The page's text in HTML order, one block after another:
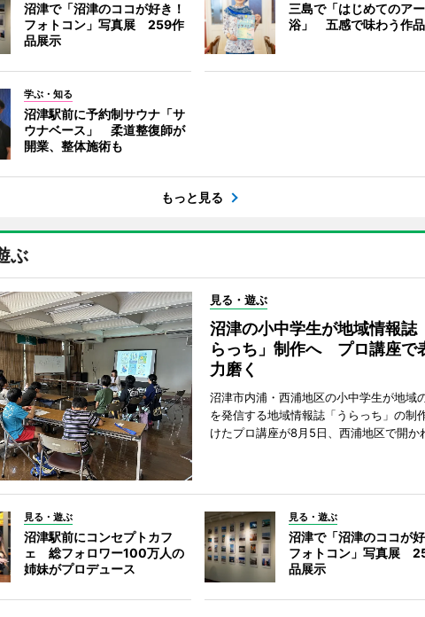
沼津で「沼津のココが好き！
フォトコン」写真展 259作
品展示
三島で「はじめてのア
浴」 五感で味わう作
学ぶ・知る
沼津駅前に予約制サウナ「サ
ウナベース」 柔道整復師が
開業、整体施術も
もっと見る
ぶ
見る・遊ぶ
沼津の小中学生が地域情報誌
らっち」制作へ プロ講座で
力磨く
沼津市内浦・西浦地区の小中学生が地域
を発信する地域情報誌「うらっち」の制
けたプロ講座が8月5日、西浦地区で開か
見る・遊ぶ
沼津駅前にコンセプトカフ
ェ 総フォロワー100万人の
姉妹がプロデュース
見る・遊ぶ
沼津で「沼津のココが好
フォトコン」写真展
品展示